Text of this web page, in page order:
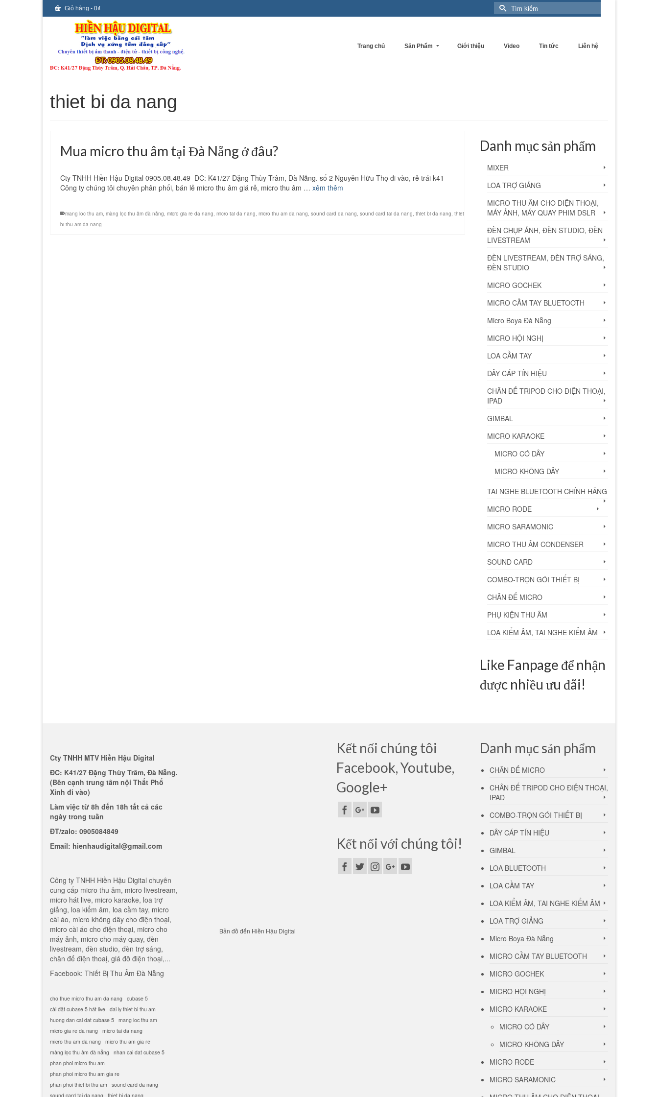
Giỏ hàng - 0₫
Search
for:
Trang chủ Sản Phẩm Giới thiệu Video Tin tức Liên hệ
thiet bi da nang
Mua micro thu âm tại Đà Nẵng ở đâu?
Cty TNHH Hiền Hậu Digital 0905.08.48.49 ĐC: K41/27 Đặng Thùy Trâm, Đà Nẵng. số 2 Nguyễn Hữu Thọ đi vào, rẻ trái k41
Công ty chúng tôi chuyên phân phối, bán lẻ micro thu âm giá rẻ, micro thu âm … xêm thêm
mang loc thu am, màng lọc thu âm đà nẵng, micro gia re da nang, micro tai da nang, micro thu am da nang, sound card da nang, sound card tai da nang, thiet bi da nang, thiet
bi thu am da nang
Danh mục sản phẩm
MIXER
LOA TRỢ GIẢNG
MICRO THU ÂM CHO ĐIỆN THOẠI,
MÁY ẢNH, MÁY QUAY PHIM DSLR
ĐÈN CHỤP ẢNH, ĐÈN STUDIO, ĐÈN
LIVESTREAM
ĐÈN LIVESTREAM, ĐÈN TRỢ SÁNG,
ĐÈN STUDIO
MICRO GOCHEK
MICRO CẦM TAY BLUETOOTH
Micro Boya Đà Nẵng
MICRO HỘI NGHỊ
LOA CẦM TAY
DÂY CÁP TÍN HIỆU
CHÂN ĐẾ TRIPOD CHO ĐIỆN THOẠI,
IPAD
GIMBAL
MICRO KARAOKE
MICRO CÓ DÂY
MICRO KHÔNG DÂY
TAI NGHE BLUETOOTH CHÍNH HÃNG
MICRO RODE
MICRO SARAMONIC
MICRO THU ÂM CONDENSER
SOUND CARD
COMBO-TRỌN GÓI THIẾT BỊ
CHÂN ĐẾ MICRO
PHỤ KIỆN THU ÂM
LOA KIỂM ÂM, TAI NGHE KIỂM ÂM
Like Fanpage để nhận
được nhiều ưu đãi!
Cty TNHH MTV Hiền Hậu Digital
ĐC: K41/27 Đặng Thùy Trâm, Đà Nẵng.
(Bên cạnh trung tâm nội Thất Phố
Xinh đi vào)
Làm việc từ 8h đến 18h tất cả các
ngày trong tuần
ĐT/zalo: 0905084849
Email: hienhaudigital@gmail.com
Công ty TNHH Hiền Hậu Digital chuyên
cung cấp micro thu âm, micro livestream,
micro hát live, micro karaoke, loa trợ
giảng, loa kiểm âm, loa cầm tay, micro
cài áo, micro không dây cho điện thoại,
micro cài áo cho điện thoại, micro cho
máy ảnh, micro cho máy quay, đèn
livestream, đèn studio, đèn trợ sáng,
chân đế điện thoaị, giá đỡ điện thoại,...
Facebook: Thiết Bị Thu Âm Đà Nẵng
cho thue micro thu am da nang cubase 5
cài đặt cubase 5 hát live dai ly thiet bi thu am
huong dan cai dat cubase 5 mang loc thu am
micro gia re da nang micro tai da nang
micro thu am da nang micro thu am gia re
màng lọc thu âm đà nẵng nhan cai dat cubase 5
phan phoi micro thu am
phan phoi micro thu am gia re
phan phoi thiet bi thu am
sound card da nang
sound card tai da nang thiet bi da nang
Bản đồ đến Hiền Hậu Digital
Kết nối chúng tôi
Facebook, Youtube,
Google+
Kết nối với chúng tôi!
Danh mục sản phẩm
CHÂN ĐẾ MICRO
CHÂN ĐẾ TRIPOD CHO ĐIỆN THOẠI,
IPAD
COMBO-TRỌN GÓI THIẾT BỊ
DÂY CÁP TÍN HIỆU
GIMBAL
LOA BLUETOOTH
LOA CẦM TAY
LOA KIỂM ÂM, TAI NGHE KIỂM ÂM
LOA TRỢ GIẢNG
Micro Boya Đà Nẵng
MICRO CẦM TAY BLUETOOTH
MICRO GOCHEK
MICRO HỘI NGHỊ
MICRO KARAOKE
MICRO CÓ DÂY
MICRO KHÔNG DÂY
MICRO RODE
MICRO SARAMONIC